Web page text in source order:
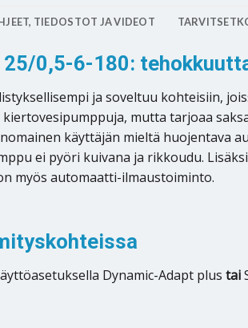
TIEDOSTOT JA VIDEOT
25/0,5-6-180:
ja soveltuu kohteisiin,
mutta tarjoaa
käyttäjän mieltä huojentava
ei pyöri kuivana ja rikkoudu.
myös automaatti-ilmaustoiminto.
Dynamic-Adapt plus tai